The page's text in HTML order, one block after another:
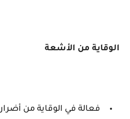
الوقاية من الأشعة
فعالة في الوقاية من